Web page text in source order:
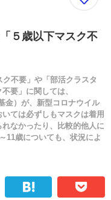
５歳以下マスク不
ク不要」や「部活クラスタ
要」に関しては、
金）が、新型コロナウイル
ては必ずしもマスクは着用
なかったり、比較的他人に
11歳についても、状況によ